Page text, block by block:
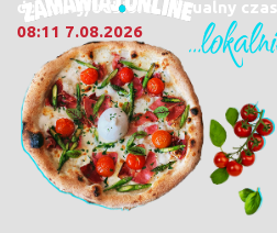
dostawy/odbioru. Aktualny
08:11 7.08.2026